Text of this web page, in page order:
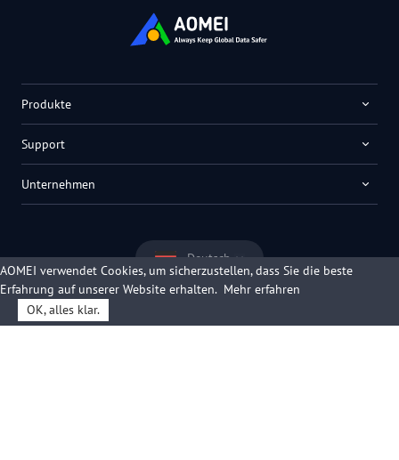
Deutsch
Produkte
Support
Unternehmen
AOMEI verwendet Cookies, um sicherzustellen, dass Sie die beste
Erfahrung auf unserer Website erhalten. Mehr erfahren
OK, alles klar.